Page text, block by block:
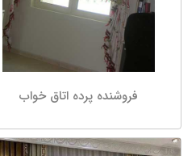
فروشنده پرده اتاق خواب